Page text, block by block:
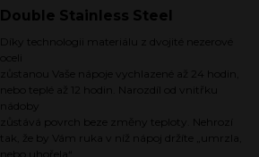
Double Stainless Steel
Díky technologii materiálu z dvojité nezerové
oceli
zůstanou Vaše nápoje vychlazené až 24 hodin,
nebo teplé až 12 hodin. Narozdíl od vnitřku
nádoby
zůstává povrch beze změny teploty. Nehrozí
tak, že by Vám ruka v níž nápoj držíte „umrzla,
nebo uhořela“.